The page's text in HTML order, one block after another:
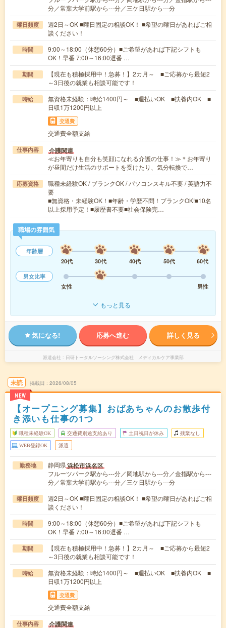
分／常葉大学前駅から---分／三ケ日駅から---分
曜日頻度
週2日～OK ■曜日固定の相談OK！ ■希望の曜日があればご相
談ください！
時間
9:00～18:00（休憩60分）■ご希望があれば下記シフトも
OK！早番 7:00～16:00遅番 …
期間
【現在も積極採用中！急募！】2カ月～ ■ご応募から最短2
～3日後の就業も相談可能です！
時給
無資格未経験：時給1400円～ ■週払いOK ■扶養内OK ■
日収1万1200円以上
交通費
交通費全額支給
仕事内容 介護関連
≪お年寄りも自分も笑顔になれる介護の仕事！≫＊お年寄り
が昼間だけ生活のサポートを受けたり、気分転換で…
応募資格
職種未経験OK / ブランクOK / パソコンスキル不要 / 英語力不
要
■無資格・未経験OK！■年齢・学歴不問！ブランクOK!■10名
以上採用予定！■履歴書不要■社会保険完…
職場の雰囲気
年齢層
20代
30代 40代 50代
60代
男女比率
女性
男性
もっと見る
気になる! 応募へ進む 詳しく見る
派遣会社 日研トータルソーシング株式会社 メディカルケア事業部
未読
NEW
掲載日 2026/08/05
【オープニング募集】おばあちゃんのお散歩付
き添いも仕事の1つ
職種未経験OK 交通費別途支給あり 土日祝日が休み 残業なし
WEB登録OK 派遣
勤務地 静岡県浜松市浜名区
フルーツパーク駅から---分／岡地駅から---分／金指駅から---
分／常葉大学前駅から---分／三ケ日駅から---分
曜日頻度
週2日～OK ■曜日固定の相談OK！ ■希望の曜日があればご相
談ください！
時間
9:00～18:00（休憩60分）■ご希望があれば下記シフトも
OK！早番 7:00～16:00遅番 …
期間
【現在も積極採用中！急募！】2カ月～ ■ご応募から最短2
～3日後の就業も相談可能です！
時給
無資格未経験：時給1400円～ ■週払いOK ■扶養内OK ■
日収1万1200円以上
交通費
交通費全額支給
仕事内容 介護関連